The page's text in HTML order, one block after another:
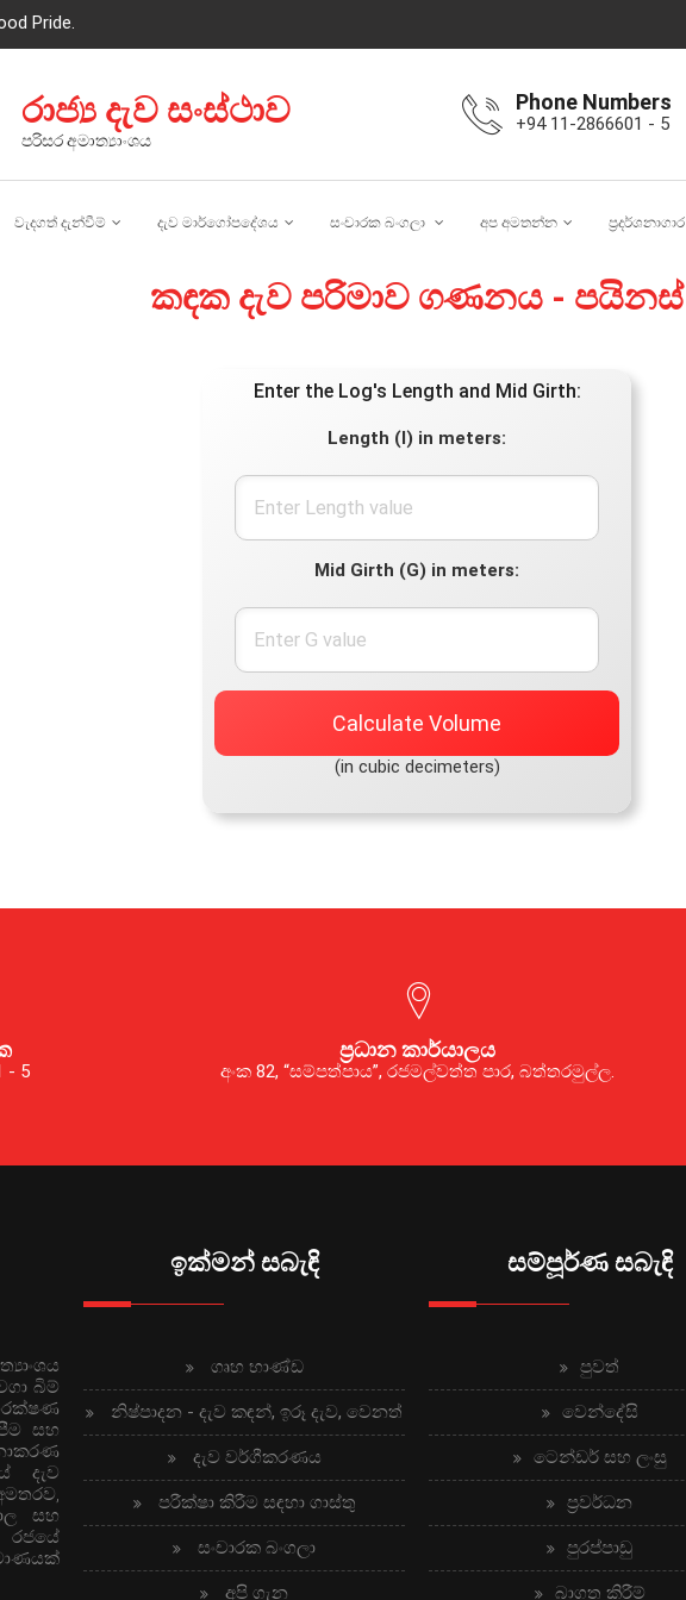
Pride.
රාජ්‍ය දැව සංස්ථාව
පරිසර අමාත්‍යාංශය
Phone Numbers
+94 11-2866601 - 5
වැදගත් දැන්වීම් දැව මාර්ගෝපදේශය සංචාරක බංගලා අප අමතන්න ප්‍රදර්ශනාගාර
කඳක දැව පරිමාව ගණනය - පයිනස්
Enter the Log's Length and Mid Girth:
Length (l) in meters:
Mid Girth (G) in meters:
Calculate Volume
(in cubic decimeters)
- 5
ප්‍රධාන කාර්යාලය
අංක 82, “සම්පත්පාය”, රජමල්වත්ත පාර, බත්තරමුල්ල.
බිම්
සහ
දැව
සහ
රජයේ
ඉක්මන් සබැඳි
ගෘහ භාණ්ඩ
නිෂ්පාදන - දැව කඳන්, ඉරූ දැව, වෙනත්
දැව වර්ගීකරණය
පරීක්ෂා කිරීම සඳහා ගාස්තු
සංචාරක බංගලා
අපි ගැන
සම්පූර්ණ සබැඳි
පුවත්
වෙන්දේසි
ටෙන්ඩර් සහ ලංසු
ප්‍රවර්ධන
පුරප්පාඩු
බාගත කිරීම්